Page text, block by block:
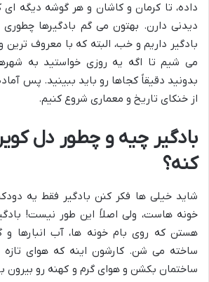
داده، تا کرمان و کاشان و هر گوشه دیگه
دیدنی دارن. بهتون می گم بادگیرها
بادگیر داریم و خب، البته که با معروف
می شیم تا اگه یه روزی خواستید به
بدونید دقیقاً کجاها رو باید ببینید. پس
از خنکای تاریخ و معماری شروع کنیم.
بادگیر چیه و چطور دل
کنه؟
شاید خیلی ها فکر کنن بادگیر فقط یه
خونه هاست، ولی اصلاً این طور نیست!
هستن که روی بام خونه ها، آب انبارها
ساخته می شن. کارشون اینه که هوای تازه
ساختمان بکشن و هوای گرم و کهنه رو بیرون